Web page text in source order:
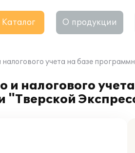
Каталог О продукции
учета на базе
и налогового
"Тверской